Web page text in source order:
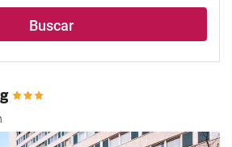
Buscar